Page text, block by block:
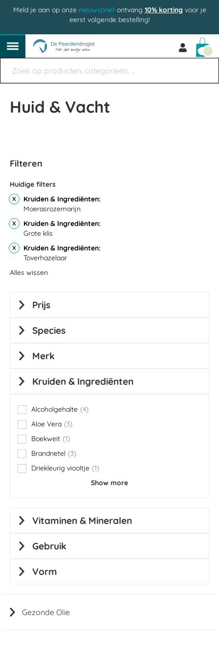
Meld je aan op onze nieuwsbriefontvang 10% korting voor je
eerst volgende bestelling!
Huid & Vacht
Gezonde Olie
Filteren
Huidige filters
Kruiden & Ingrediënten
Moerasrozemarijn
Kruiden & Ingrediënten
Grote klis
Kruiden & Ingrediënten
Toverhazelaar
Alles wissen
Prijs
Species
Merk
Kruiden & Ingrediënten
Alcoholgehalte 4
items
Aloe Vera
3
items
Boekweit 1
item
Brandnetel
3
items
Driekleurig viooltje 1
item
Show more
Vitaminen & Mineralen
Gebruik
Vorm